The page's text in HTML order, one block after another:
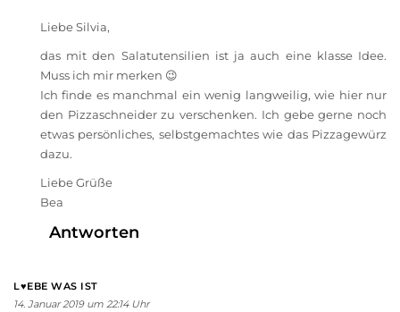
Liebe Silvia,
das mit den Salatutensilien ist ja auch eine klasse Idee.
Muss ich mir merken 😉
Ich finde es manchmal ein wenig langweilig, wie hier nur
den Pizzaschneider zu verschenken. Ich gebe gerne noch
etwas persönliches, selbstgemachtes wie das Pizzagewürz
dazu.
Liebe Grüße
Bea
Antworten
L♥EBE WAS IST
14. Januar 2019 um 22:14 Uhr